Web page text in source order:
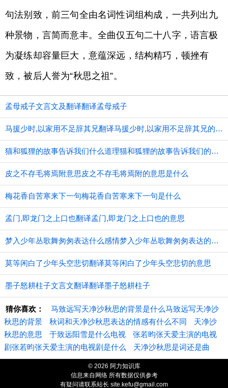
句法别致，前三句全由名词性词组构成，一共列出九
种景物，言简而意丰。全曲仅五句二十八字，语言极
为凝练却容量巨大，意蕴深远，结构精巧，顿挫有
致，被后人誉为“秋思之祖”。
孟母戒子文言文及翻译翻译孟母戒子
马援少时,以家用不足辞其兄翻译马援少时,以家用不足辞其兄的意思
猫和狐狸的故事告诉我们什么道理猫和狐狸的故事告诉我们的道理
皮之不存毛将焉附意思皮之不存毛将焉附的意思是什么
梅花香自苦寒来下一句梅花香自苦寒来下一句是什么
孟门,即龙门之上口也翻译孟门,即龙门之上口也的意思
梦入少年丛歌舞匆匆表达什么感情梦入少年丛歌舞匆匆表达的感情
莫等闲白了少年头空悲切翻译莫等闲白了少年头空悲切的意思
墨子怒耕柱子文言文翻译翻译墨子怒耕柱子
猜你喜欢：
马致远写天净沙秋思的背景是什么马致远写天净沙
秋思的背景
秋词和天净沙秋思表达的情感有什么不同
天净沙
秋思的意思
于致远阳雪是什么电视
张若昀张天爱主演的电视
剧张若昀张天爱主演的电视剧是什么
天净沙秋思是词还是曲
© 2026 阿力知识库
信息来自网络 所有数据仅供参考
有疑问请联系站长 site.kefu@gmail.com